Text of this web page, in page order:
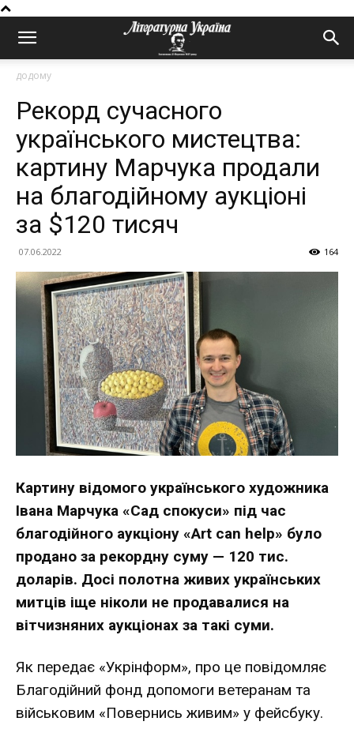
додому
Рекорд сучасного
українського мистецтва:
картину Марчука продали
на благодійному аукціоні
за $120 тисяч
07.06.2022 164
Картину відомого українського художника
Івана Марчука «Сад спокуси» під час
благодійного аукціону «Art can help» було
продано за рекордну суму — 120 тис.
доларів. Досі полотна живих українських
митців іще ніколи не продавалися на
вітчизняних аукціонах за такі суми.
Як передає «Укрінформ», про це повідомляє
Благодійний фонд допомоги ветеранам та
військовим «Повернись живим» у фейсбуку.